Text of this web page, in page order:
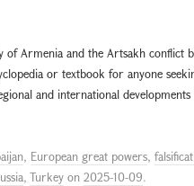
Armenia and the Artsakh conflict
or textbook for anyone
and international developments
, European great powers,
, Turkey on 2025-10-09.